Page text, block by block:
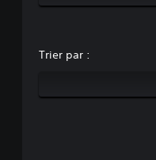
Trier par :